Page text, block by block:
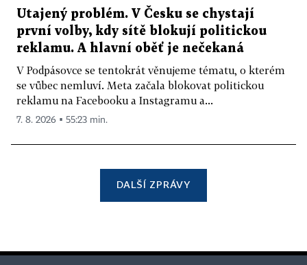
Utajený problém. V Česku se chystají
první volby, kdy sítě blokují politickou
reklamu. A hlavní oběť je nečekaná
V Podpásovce se tentokrát věnujeme tématu, o kterém
se vůbec nemluví. Meta začala blokovat politickou
reklamu na Facebooku a Instagramu a...
7. 8. 2026 ▪ 55:23 min.
DALŠÍ ZPRÁVY